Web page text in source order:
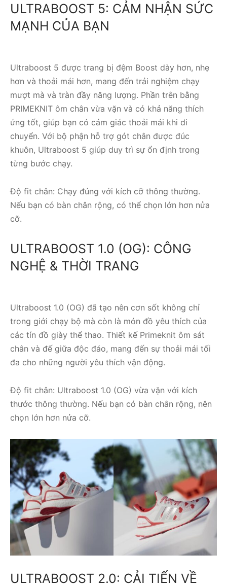
ULTRABOOST 5: CẢM NHẬN SỨC
MẠNH CỦA BẠN
Ultraboost 5 được trang bị đệm Boost dày hơn, nhẹ
hơn và thoải mái hơn, mang đến trải nghiệm chạy
mượt mà và tràn đầy năng lượng. Phần trên bằng
PRIMEKNIT ôm chân vừa vặn và có khả năng thích
ứng tốt, giúp bạn có cảm giác thoải mái khi di
chuyển. Với bộ phận hỗ trợ gót chân được đúc
khuôn, Ultraboost 5 giúp duy trì sự ổn định trong
từng bước chạy.
Độ fit chân: Chạy đúng với kích cỡ thông thường.
Nếu bạn có bàn chân rộng, có thể chọn lớn hơn nửa
cỡ.
ULTRABOOST 1.0 (OG): CÔNG
NGHỆ & THỜI TRANG
Ultraboost 1.0 (OG) đã tạo nên cơn sốt không chỉ
trong giới chạy bộ mà còn là món đồ yêu thích của
các tín đồ giày thể thao. Thiết kế Primeknit ôm sát
chân và đế giữa độc đáo, mang đến sự thoải mái tối
đa cho những người yêu thích vận động.
Độ fit chân: Ultraboost 1.0 (OG) vừa vặn với kích
thước thông thường. Nếu bạn có bàn chân rộng, nên
chọn lớn hơn nửa cỡ.
ULTRABOOST 2.0: CẢI TIẾN VỀ